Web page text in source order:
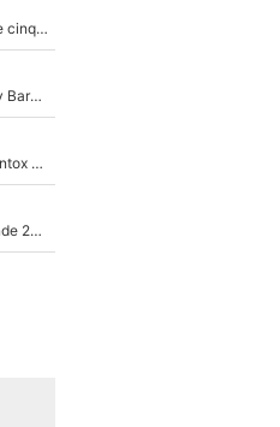
Johan Micoud quitte La Chaîne L’Équipe : L’IA conseille cinq noms à Olivier Ménard pour le remplacer dans L’Équipe du Soir
Le PSG «exige une somme astronomique» pour Bradley Barcola : Fabrizio Romano confirme sa prochaine destination !
Mercato - Analyse - PSG : Barcelone tente un coup d'intox dans le deal Ferran Torres ?
De victime du racisme à sensation de la Coupe du monde 2026 : Tout savoir sur Zion Suzuki, le gardien qui peut mettre Lucas Chevalier à la porte au PSG !